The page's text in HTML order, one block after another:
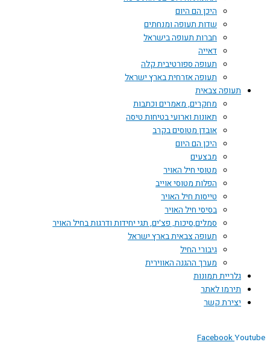
היכן הם היום
שדות תעופה ומנחתים
חברות תעופה בישראל
דאייה
תעופה ספורטיבית קלה
תעופה אזרחית בארץ ישראל
תעופה צבאית
מחקרים, מאמרים וכתבות
תאונות וארועי בטיחות טיסה
אובדן מטוסים בקרב
היכן הם היום
מבצעים
מטוסי חיל האויר
הפלות מטוסי אוייב
טייסות חיל האויר
בסיסי חיל האויר
סמלים,סיכות, פצ'ים, תגי יחידות ודרגות בחיל האויר
תעופה צבאית בארץ ישראל
גיבורי החיל
מערך ההגנה האווירית
גלריית תמונות
תירמו לאתר
יצירת קשר
FacebookYoutube